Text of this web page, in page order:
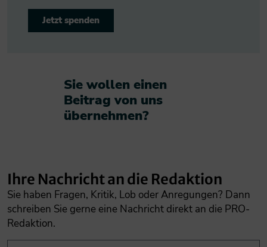
Jetzt spenden
Sie wollen einen
Beitrag von uns
übernehmen?​
Ihre Nachricht an die Redaktion
Sie haben Fragen, Kritik, Lob oder Anregungen? Dann
schreiben Sie gerne eine Nachricht direkt an die PRO-
Redaktion.